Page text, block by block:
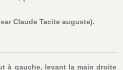
Claude Tacite auguste).
à gauche, levant la main droite